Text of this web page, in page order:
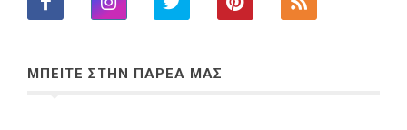
ΜΠΕΙΤΕ ΣΤΗΝ ΠΑΡΕΑ ΜΑΣ